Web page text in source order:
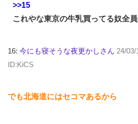
>>15
これやな東京の牛乳買ってる奴全
16: 今にも寝そうな夜更かしさん 24/
ID:KiCS
でも北海道にはセコマあるから